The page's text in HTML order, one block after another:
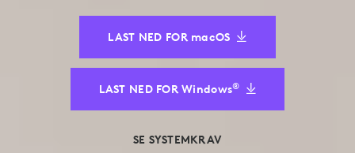
LAST NED FOR macOS
LAST NED FOR Windows®
SE SYSTEMKRAV